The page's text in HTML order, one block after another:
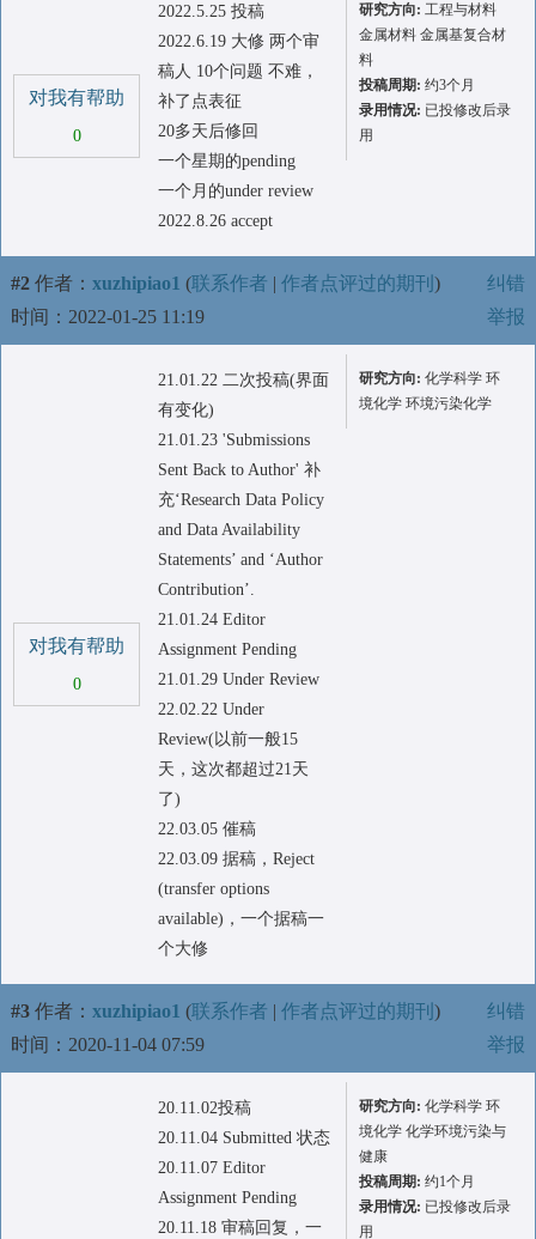
对我有帮助
0
2022.5.25 投稿
2022.6.19 大修 两个审
稿人 10个问题 不难，
补了点表征
20多天后修回
一个星期的pending
一个月的under review
2022.8.26 accept
研究方向: 工程与材料
金属材料 金属基复合材
料
投稿周期: 约3个月
录用情况: 已投修改后录
用
#2 作者： xuzhipiao1 (联系作者 | 作者点评过的期刊 )
时间：2022-01-25 11:19
纠错
举报
对我有帮助
0
21.01.22 二次投稿(界面
有变化)
21.01.23 'Submissions
Sent Back to Author' 补
充‘Research Data Policy
and Data Availability
Statements’ and ‘Author
Contribution’.
21.01.24 Editor
Assignment Pending
21.01.29 Under Review
22.02.22 Under
Review(以前一般15
天，这次都超过21天
了)
22.03.05 催稿
22.03.09 据稿，Reject
(transfer options
available)，一个据稿一
个大修
研究方向: 化学科学 环
境化学 环境污染化学
#3 作者： xuzhipiao1 (联系作者 | 作者点评过的期刊 )
时间：2020-11-04 07:59
纠错
举报
20.11.02投稿
20.11.04 Submitted 状态
20.11.07 Editor
Assignment Pending
20.11.18 审稿回复，一
研究方向: 化学科学 环
境化学 化学环境污染与
健康
投稿周期: 约1个月
录用情况: 已投修改后录
用